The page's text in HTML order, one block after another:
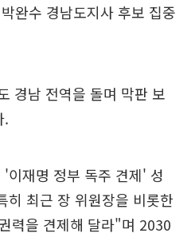
완수 경남도지사 후보 집중
경남 전역을 돌며 막판 보
.
이재명 정부 독주 견제' 성
히 최근 장 위원장을 비롯한
력을 견제해 달라"며 2030